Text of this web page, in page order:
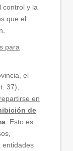
control y la
que el
para
el
37),
en
de
. Esto es
entidades